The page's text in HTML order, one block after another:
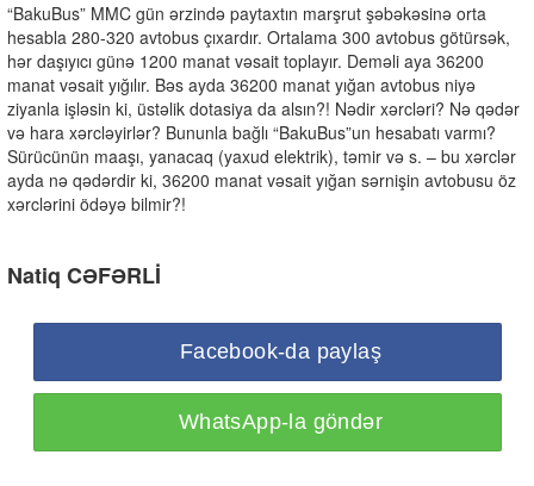
“BakuBus” MMC gün ərzində paytaxtın marşrut şəbəkəsinə orta
hesabla 280-320 avtobus çıxardır. Ortalama 300 avtobus götürsək,
hər daşıyıcı günə 1200 manat vəsait toplayır. Deməli aya 36200
manat vəsait yığılır. Bəs ayda 36200 manat yığan avtobus niyə
ziyanla işləsin ki, üstəlik dotasiya da alsın?! Nədir xərcləri? Nə qədər
və hara xərcləyirlər? Bununla bağlı “BakuBus”un hesabatı varmı?
Sürücünün maaşı, yanacaq (yaxud elektrik), təmir və s. – bu xərclər
ayda nə qədərdir ki, 36200 manat vəsait yığan sərnişin avtobusu öz
xərclərini ödəyə bilmir?!
Natiq CƏFƏRLİ
Facebook-da paylaş
WhatsApp-la göndər